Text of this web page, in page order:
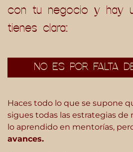
con tu negocio y hay
tienes clara:
NO ES POR FALTA
Haces todo lo que se supone
sigues todas las estrategias de
lo aprendido en mentorías,
avances.